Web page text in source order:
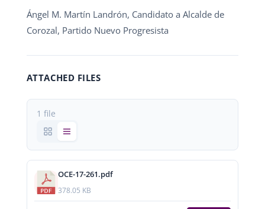
Ángel M. Martín Landrón, Candidato a Alcalde de
Corozal, Partido Nuevo Progresista
ATTACHED FILES
1 file
OCE-17-261.pdf
378.05 KB